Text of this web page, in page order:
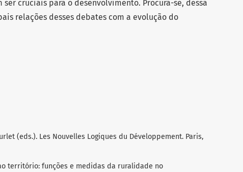
cruciais para o desenvolvimento. Procura-se, dessa
relações desses debates com a evolução do
(eds.). Les Nouvelles Logiques du Développement. Paris,
ao território: funções e medidas da ruralidade no